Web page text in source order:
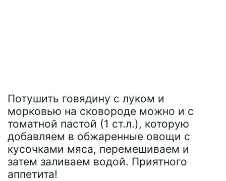
Потушить говядину с луком и
морковью на сковороде можно и с
томатной пастой (1 ст.л.), которую
добавляем в обжаренные овощи с
кусочками мяса, перемешиваем и
затем заливаем водой. Приятного
аппетита!